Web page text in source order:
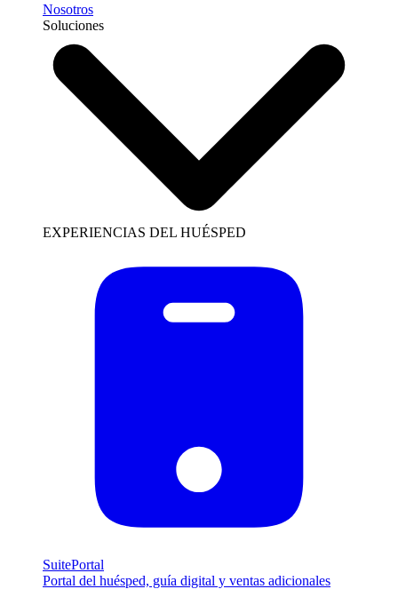
Nosotros
Soluciones
EXPERIENCIAS DEL HUÉSPED
SuitePortal
Portal del huésped, guía digital y ventas adicionales